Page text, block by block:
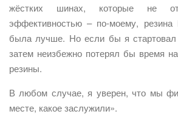
жёстких шинах, которые не
эффективностью – по-моему, резина
была лучше. Но если бы я
затем неизбежно потерял бы время
резины.
В любом случае, я уверен, что мы
месте, какое заслужили».